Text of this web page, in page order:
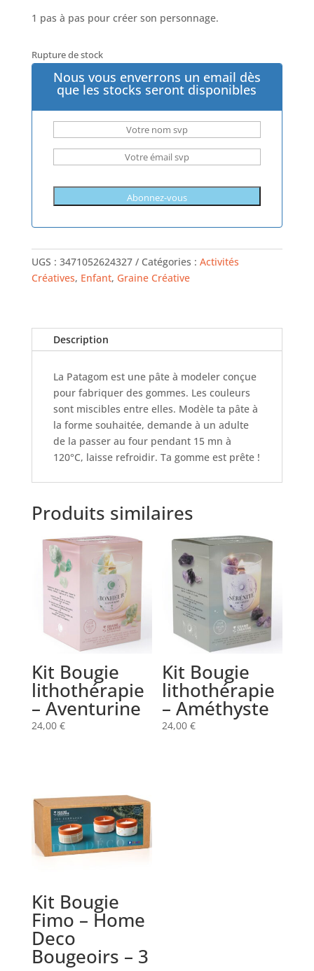
1 pas à pas pour créer son personnage.
Rupture de stock
Nous vous enverrons un email dès
que les stocks seront disponibles
UGS : 3471052624327 Catégories : Activités
Créatives, Enfant, Graine Créative
Description
La Patagom est une pâte à modeler conçue
pour fabriquer des gommes. Les couleurs
sont miscibles entre elles. Modèle ta pâte à
la forme souhaitée, demande à un adulte
de la passer au four pendant 15 mn à
120°C, laisse refroidir. Ta gomme est prête !
Produits similaires
Kit Bougie
lithothérapie
– Aventurine
24,00 €
Kit Bougie
lithothérapie
– Améthyste
24,00€
Kit Bougie
Fimo – Home
Deco
Bougeoirs – 3